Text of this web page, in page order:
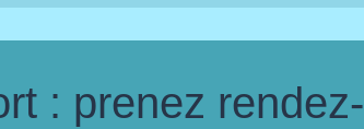
: prenez rendez-